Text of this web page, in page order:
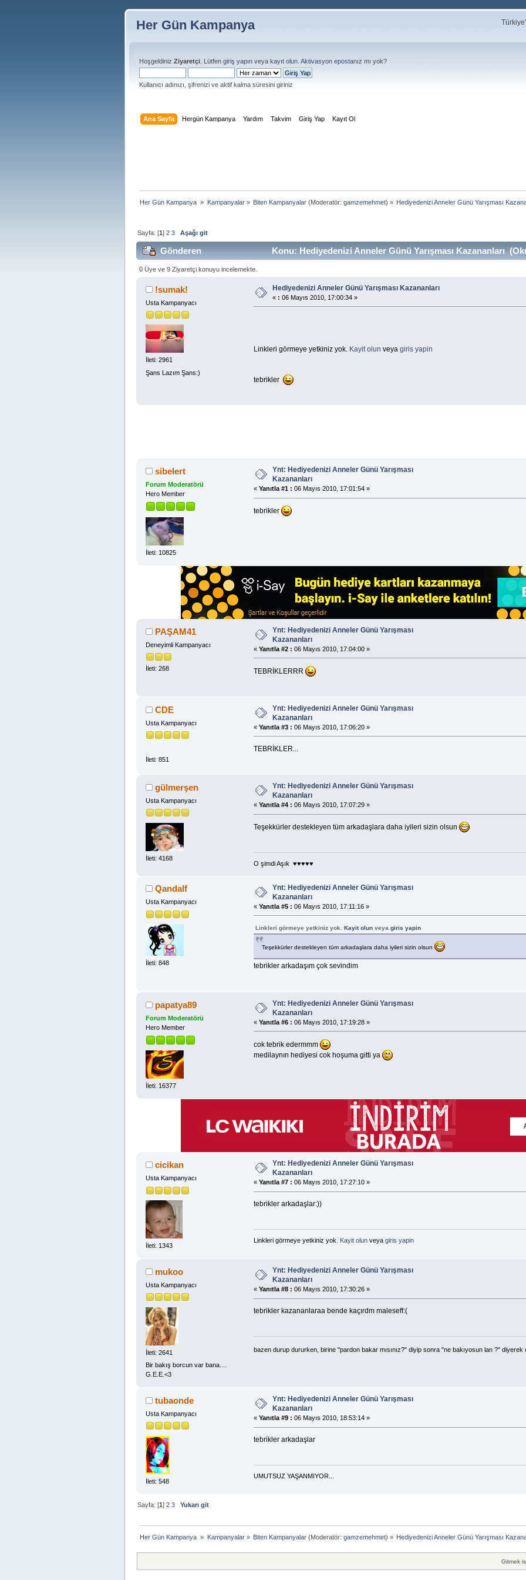
Her Gün Kampanya
Hoşgeldiniz Ziyaretçi . Lütfen giriş yapın veya kayıt olun Aktivasyon epostanız mı yok?
Kullanıcı adınızı, şifrenizi ve aktif kalma süresini giriniz
Ana Sayfa Hergün Kampanya Yardım Takvim Giriş Yap Kayıt Ol
Her Gün Kampanya » Kampanyalar» Biten Kampanyalar(Moderatör: gamzemehmet) » Hediyedenizi Anneler Günü Yarışması
Sayfa: [1]2 3 Aşağı git
Gönderen Konu: Hediyedenizi Anneler Günü Yarışması Kazananları
0 Üye ve 9 Ziyaretçi konuyu incelemekte.
!sumak!
Usta Kampanyacı
İleti: 2961
Şans Lazım Şans:)
Hediyedenizi Anneler Günü Yarışması Kazananları
« : 06 Mayıs 2010, 17:00:34 »
Linkleri görmeye yetkiniz yok. Kayit olun veya giris yapin
tebrikler
sibelert
Forum Moderatörü
Hero Member
İleti: 10825
Ynt: Hediyedenizi Anneler Günü Yarışması
Kazananları
« Yanıtla #1 : 06 Mayıs 2010, 17:01:54 »
tebrikler
PAŞAM41
Deneyimli Kampanyacı
İleti: 268
Ynt: Hediyedenizi Anneler Günü Yarışması
Kazananları
« Yanıtla #2 : 06 Mayıs 2010, 17:04:00 »
TEBRİKLERRR
CDE
Usta Kampanyacı
İleti: 851
Ynt: Hediyedenizi Anneler Günü Yarışması
Kazananları
« Yanıtla #3 : 06 Mayıs 2010, 17:06:20 »
TEBRİKLER...
gülmerşen
Usta Kampanyacı
İleti: 4168
Ynt: Hediyedenizi Anneler Günü Yarışması
Kazananları
« Yanıtla #4 : 06 Mayıs 2010, 17:07:29 »
Teşekkürler destekleyen tüm arkadaşlara daha iyileri sizin olsun
O şimdi Aşık ♥♥♥♥♥
Qandalf
Usta Kampanyacı
İleti: 848
Ynt: Hediyedenizi Anneler Günü Yarışması
Kazananları
« Yanıtla #5 : 06 Mayıs 2010, 17:11:16 »
Linkleri görmeye yetkiniz yok. Kayit olunveya giris yapin
Teşekkürler destekleyen tüm arkadaşlara daha iyileri sizin olsun
tebrikler arkadaşım çok sevindim
papatya89
Forum Moderatörü
Hero Member
İleti: 16377
Ynt: Hediyedenizi Anneler Günü Yarışması
Kazananları
« Yanıtla #6 : 06 Mayıs 2010, 17:19:28 »
cok tebrik edermmm
medilaynın hediyesi cok hoşuma gitti ya
cicikan
Usta Kampanyacı
İleti: 1343
Ynt: Hediyedenizi Anneler Günü Yarışması
Kazananları
« Yanıtla #7 : 06 Mayıs 2010, 17:27:10 »
tebrikler arkadaşlar:))
Linkleri görmeye yetkiniz yok. Kayit olunveya giris yapin
mukoo
Usta Kampanyacı
İleti: 2641
Bir bakış borcun var bana....
G.E.E.<3
Ynt: Hediyedenizi Anneler Günü Yarışması
Kazananları
« Yanıtla #8 : 06 Mayıs 2010, 17:30:26 »
tebrikler kazananlaraa bende kaçırdm maleseff:(
bazen durup dururken, birine "pardon bakar mısınız?" diyip sonra "ne bakıyosun lan ?" diyerek
tubaonde
Usta Kampanyacı
İleti: 548
Ynt: Hediyedenizi Anneler Günü Yarışması
Kazananları
« Yanıtla #9 : 06 Mayıs 2010, 18:53:14 »
tebrikler arkadaşlar
UMUTSUZ YAŞANMIYOR...
Sayfa: [1]2 3
Yukarı git
Her Gün Kampanya » Kampanyalar» Biten Kampanyalar(Moderatör: gamzemehmet) » Hediyedenizi Anneler Günü Yarışması
Gitmek